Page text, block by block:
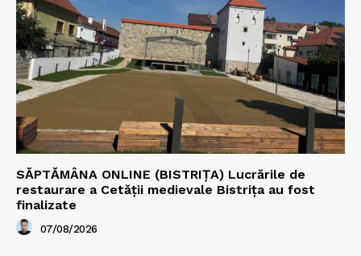
SĂPTĂMÂNA ONLINE (BISTRIȚA) Lucrările de
restaurare a Cetăţii medievale Bistriţa au fost
finalizate
07/08/2026